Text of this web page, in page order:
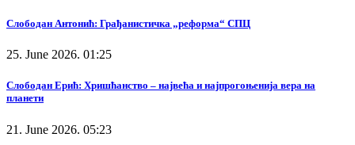
Слободан Антонић: Грађанистичка „реформа“ СПЦ
25. June 2026. 01:25
Слободан Ерић: Хришћанство – највећа и најпрогоњенија вера на
планети
21. June 2026. 05:23